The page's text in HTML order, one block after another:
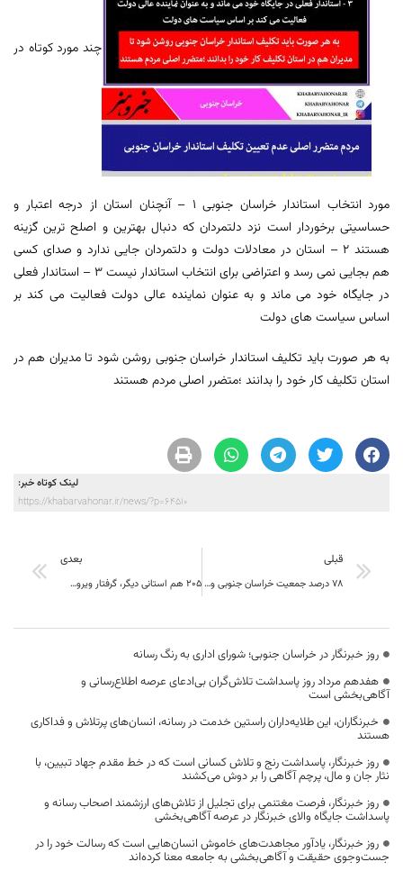
چند مورد کوتاه در
مورد انتخاب استاندار خراسان جنوبی 1 – آنچنان استان از درجه اعتبار و
حساسیتی برخوردار است نزد دلتمردان که دنبال بهترین و اصلح ترین گزینه
هستند 2 – استان در معادلات دولت و دلتمردان جایی ندارد و صدای کسی
هم بجایی نمی رسد و اعتراضی برای انتخاب استاندار نیست 3 – استاندار فعلی
در جایگاه خود می ماند و به عنوان نماینده عالی دولت فعالیت می کند بر
اساس سیاست های دولت
به هر صورت باید تکلیف استاندار خراسان جنوبی روشن شود تا مدیران هم در
استان تکلیف کار خود را بدانند ؛متضرر اصلی مردم هستند
لینک کوتاه خبر:
https://khabarvahonar.ir/news/?p=64510
قبلی
۷۸ درصد جمعیت خراسان جنوبی واکسن کرونا را دریافت کردند
بعدی
۲۰۵ هم استانی دیگر، گرفتار ویروس منحوس کرونا
روز خبرنگار در خراسان جنوبی؛ شورای اداری به رنگ رسانه
هفدهم مرداد روز پاسداشت تلاش‌گران بی‌ادعای عرصه اطلاع‌رسانی و
آگاهی‌بخشی است
خبرنگاران، این طلایه‌داران راستین خدمت در رسانه، انسان‌های پرتلاش و فداکاری
هستند
روز خبرنگار، پاسداشت رنج و تلاش کسانی است که در خط مقدم جهاد تبیین، با
نثار جان و مال، پرچم آگاهی را بر دوش می‌کشند
روز خبرنگار، فرصت مغتنمی برای تجلیل از تلاش‌های ارزشمند اصحاب رسانه و
پاسداشت جایگاه والای خبرنگار در عرصه آگاهی‌بخشی
روز خبرنگار، یادآور مجاهدت‌های خاموش انسان‌هایی است که رسالت خود را در
جست‌وجوی حقیقت و آگاهی‌بخشی به جامعه معنا کرده‌اند